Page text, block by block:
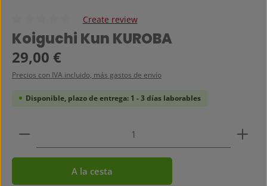
Calificación promedio de 0 de 5 estrellas
Create review
Koiguchi Kun KUROBA
Precio normal:
29,00 €
Precios con IVA incluido, más gastos de envío
Disponible, plazo de entrega: 1 - 3 días laborables
Cantidad del producto: introduce la cantidad
A la cesta